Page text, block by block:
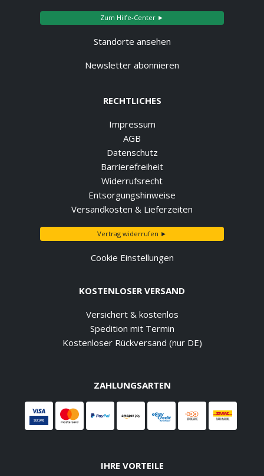
Zum Hilfe-Center ►
Standorte ansehen
Newsletter abonnieren
RECHTLICHES
Impressum
AGB
Datenschutz
Barrierefreiheit
Widerrufsrecht
Entsorgungshinweise
Versandkosten & Lieferzeiten
Vertrag widerrufen ►
Cookie Einstellungen
KOSTENLOSER VERSAND
Versichert & kostenlos
Spedition mit Termin
Kostenloser Rückversand (nur DE)
ZAHLUNGSARTEN
IHRE VORTEILE